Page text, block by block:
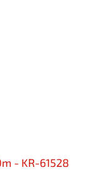
- KR-61528